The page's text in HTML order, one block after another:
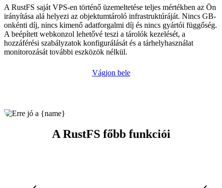
A RustFS saját VPS-en történő üzemeltetése teljes mértékben az Ön
irányítása alá helyezi az objektumtároló infrastruktúráját. Nincs GB-
onkénti díj, nincs kimenő adatforgalmi díj és nincs gyártói függőség.
A beépített webkonzol lehetővé teszi a tárolók kezelését, a
hozzáférési szabályzatok konfigurálását és a tárhelyhasználat
monitorozását további eszközök nélkül.
Vágjon bele
A RustFS főbb funkciói